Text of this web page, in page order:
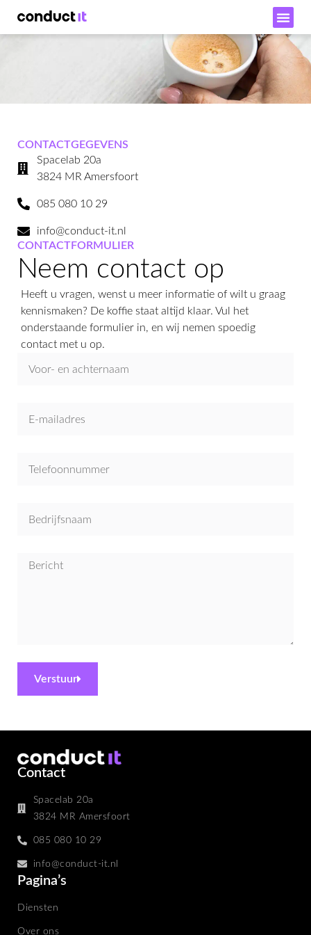
CONTACTFORMULIER
Neem contact op
Heeft u vragen, wenst u meer informatie of wilt u graag
kennismaken? De koffie staat altijd klaar. Vul het
onderstaande formulier in, en wij nemen spoedig
contact met u op.
Verstuur
CONTACTGEGEVENS
Spacelab 20a
3824 MR Amersfoort
085 080 10 29
info@conduct-it.nl
Contact
Spacelab 20a
3824 MR Amersfoort
085 080 10 29
info@conduct-it.nl
Pagina’s
Diensten
Over ons